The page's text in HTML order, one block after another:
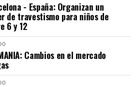
- España: Organizan un
de travestismo para niños de
6 y 12
Cambios en el mercado